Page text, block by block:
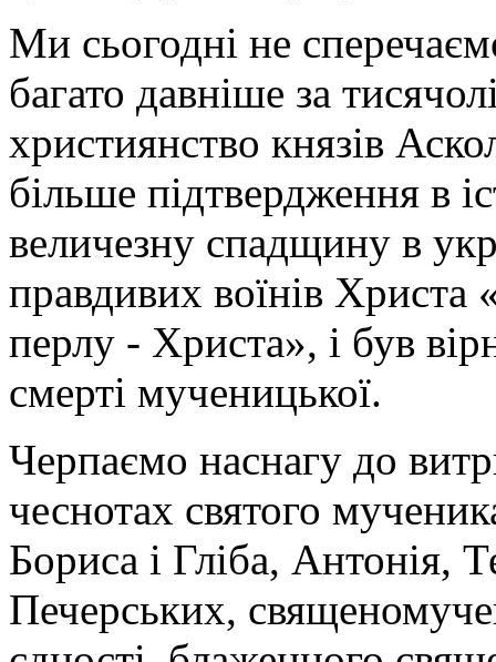
Ми сьогодні не
багато давніше за
християнство князів
більше підтвердження в
величезну спадщину в
правдивих воїнів Христа
перлу - Христа», і був
смерті мученицької.
Черпаємо наснагу до
чеснотах святого
Бориса і Гліба, Антонія,
Печерських,